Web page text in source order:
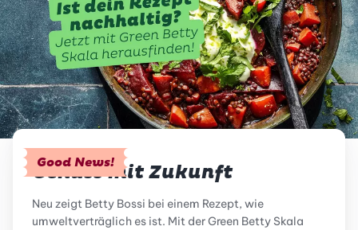
Good News!
Genuss mit Zukunft
Neu zeigt Betty Bossi bei einem Rezept, wie
umweltverträglich es ist. Mit der Green Betty Skala